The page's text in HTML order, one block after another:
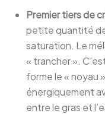
Premier tiers de
petite quantité
saturation. Le
« trancher ».
forme le « noyau
énergiquement
entre le gras et